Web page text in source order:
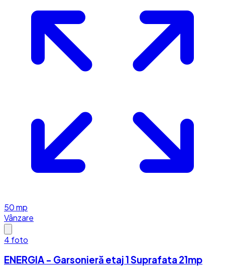
50mp
Vânzare
4 foto
ENERGIA - Garsonieră etaj 1 Suprafata 21mp